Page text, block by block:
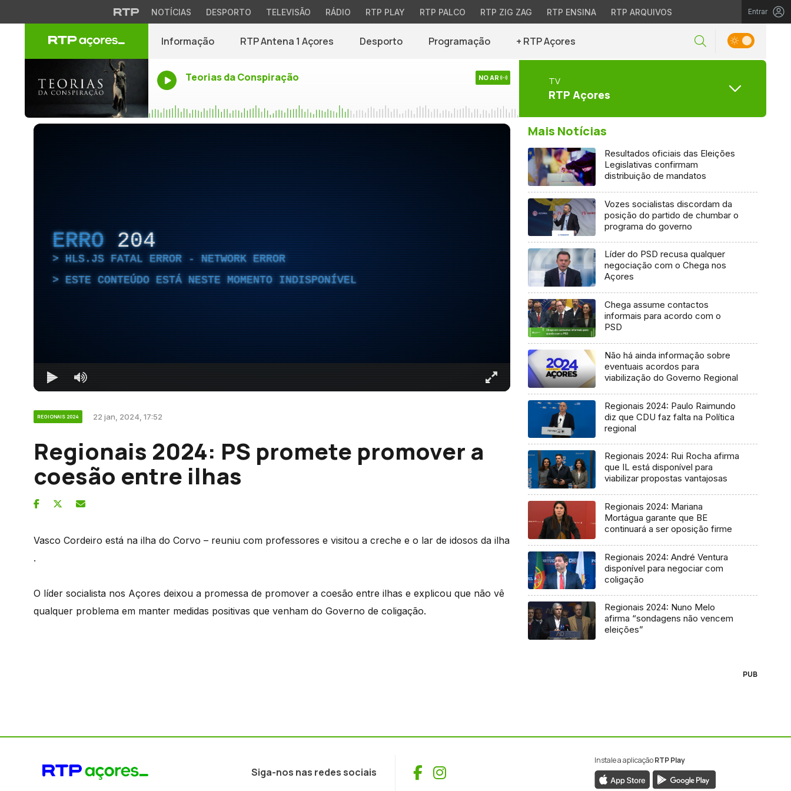
NOTÍCIAS DESPORTO TELEVISÃO RÁDIO RTP PLAY RTP PALCO RTP ZIG ZAG RTP ENSINA RTP ARQUIVOS Entrar
Informação RTP Antena 1 Açores Desporto Programação + RTP Açores
Teorias da Conspiração NO AR TV
RTP Açores
ERRO 204
HLS.JS FATAL ERROR - NETWORK ERROR
ESTE CONTEÚDO ESTÁ NESTE MOMENTO INDISPONÍVEL
REGIONAIS 2024 22 jan, 2024, 17:52
Regionais 2024: PS promete promover a
coesão entre ilhas
Vasco Cordeiro está na ilha do Corvo – reuniu com professores e visitou a creche e o lar de idosos da ilha
.
O líder socialista nos Açores deixou a promessa de promover a coesão entre ilhas e explicou que não vê
qualquer problema em manter medidas positivas que venham do Governo de coligação.
Mais Notícias
Resultados oficiais das Eleições
Legislativas confirmam
distribuição de mandatos
Vozes socialistas discordam da
posição do partido de chumbar o
programa do governo
Líder do PSD recusa qualquer
negociação com o Chega nos
Açores
Chega assume contactos
informais para acordo com o
PSD
Não há ainda informação sobre
eventuais acordos para
viabilização do Governo Regional
Regionais 2024: Paulo Raimundo
diz que CDU faz falta na Política
regional
Regionais 2024: Rui Rocha afirma
que IL está disponível para
viabilizar propostas vantajosas
Regionais 2024: Mariana
Mortágua garante que BE
continuará a ser oposição firme
Regionais 2024: André Ventura
disponível para negociar com
coligação
Regionais 2024: Nuno Melo
afirma “sondagens não vencem
eleições”
PUB
Siga-nos nas redes sociais Facebook
Instagram
Instale a aplicaçãoRTP Play